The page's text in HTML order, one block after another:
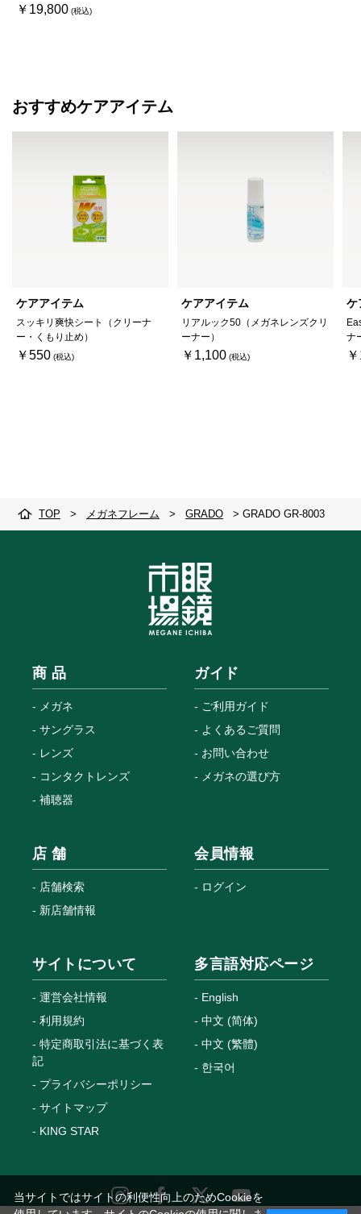
￥19,800
おすすめケアアイテム
ケアアイテム
スッキリ爽快シート（クリーナ
ー・くもり止め）
￥550
ケアアイテム
リアルック50（メガネレンズクリ
ーナー）
￥1,100
ケ
ナ
TOP > メガネフレーム > GRADO > GRADO GR-8003
商 品
メガネ
サングラス
レンズ
コンタクトレンズ
補聴器
ガイド
ご利用ガイド
よくあるご質問
お問い合わせ
メガネの選び方
店 舗
店舗検索
新店舗情報
会員情報
ログイン
サイトについて
運営会社情報
利用規約
特定商取引法に基づく表
記
プライバシーポリシー
サイトマップ
KING STAR
多言語対応ページ
English
中文 (简体)
中文 (繁體)
한국어
当サイトではサイトの利便性向上のためCookieを